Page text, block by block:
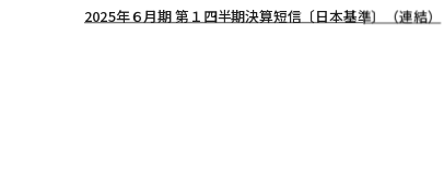
2025年６月期 第１四半期決算短信〔日本基準〕（連結）